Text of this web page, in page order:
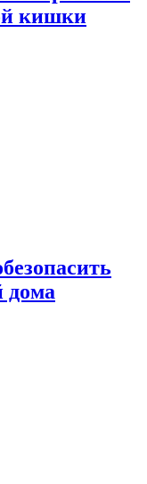
кишки
дома